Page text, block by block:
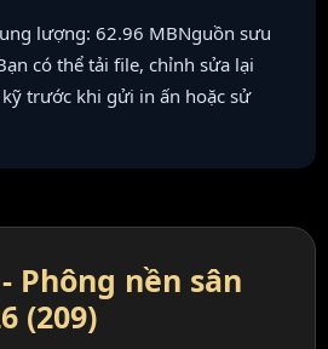
lượng: 62.96 MBNguồn sưu
có thể tải file, chỉnh sửa lại
trước khi gửi in ấn hoặc sử
Phông nền sân
(209)